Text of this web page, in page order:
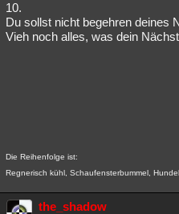
10.
Du sollst nicht begehren deines
Vieh noch alles, was dein
Die Reihenfolge ist:
Regnerisch kühl, Schaufensterbummel,
the_shadow